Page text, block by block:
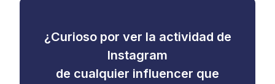
¿Curioso por ver la actividad de
Instagram
de cualquier influencer que